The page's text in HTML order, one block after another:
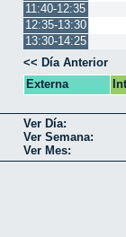
11:40-12:35
12:35-13:30
13:30-14:25
<< Día Anterior
Externa
Ver Día:
Ver Semana:
Ver Mes: